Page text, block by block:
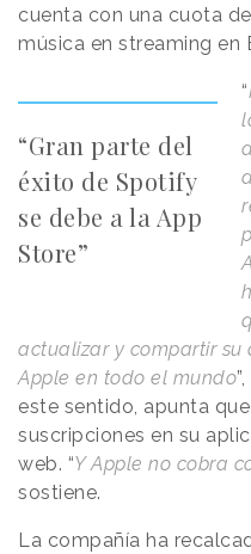
cuenta con una cuota
música en streaming en
“Gran parte del
éxito de Spotify
se debe a la App
Store”
“
actualizar y compartir su
Apple en todo el mundo
este sentido, apunta
suscripciones en su
web. “Y Apple no cobra
sostiene.
La compañía ha